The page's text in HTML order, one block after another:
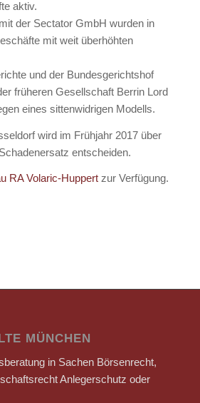
aktiv.
der Sectator GmbH wurden in
mit weit überhöhten
und der Bundesgerichtshof
früheren Gesellschaft Berrin Lord
eines sittenwidrigen Modells.
wird im Frühjahr 2017 über
entscheiden.
RA Volaric-Huppertzur Verfügung.
MÜNCHEN
in Sachen Börsenrecht,
Anlegerschutz oder